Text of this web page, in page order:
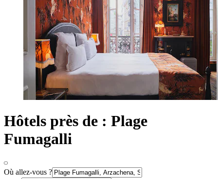
Hôtels près de : Plage
Fumagalli
Où allez-vous ?